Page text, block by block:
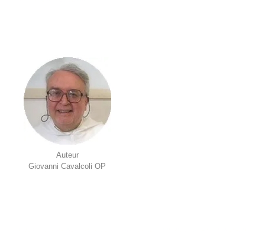
Auteur
Giovanni Cavalcoli OP